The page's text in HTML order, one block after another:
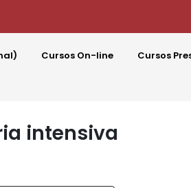
Cursos On-line Cursos
intensiva